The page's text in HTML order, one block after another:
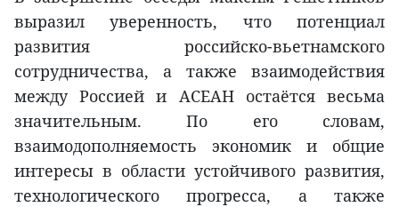
выразил уверенность, что потенциал
развития российско-вьетнамского
сотрудничества, а также взаимодействия
между Россией и АСЕАН остаётся весьма
значительным. По его словам,
взаимодополняемость экономик и общие
интересы в области устойчивого развития,
технологического прогресса, а также